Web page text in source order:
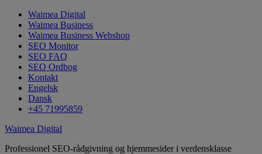
Waimea Digital
Waimea Business
Waimea Business Webshop
SEO Monitor
SEO FAQ
SEO Ordbog
Kontakt
Engelsk
Dansk
+45 71995859
Waimea Digital
Professionel SEO-rådgivning og hjemmesider i verdensklasse